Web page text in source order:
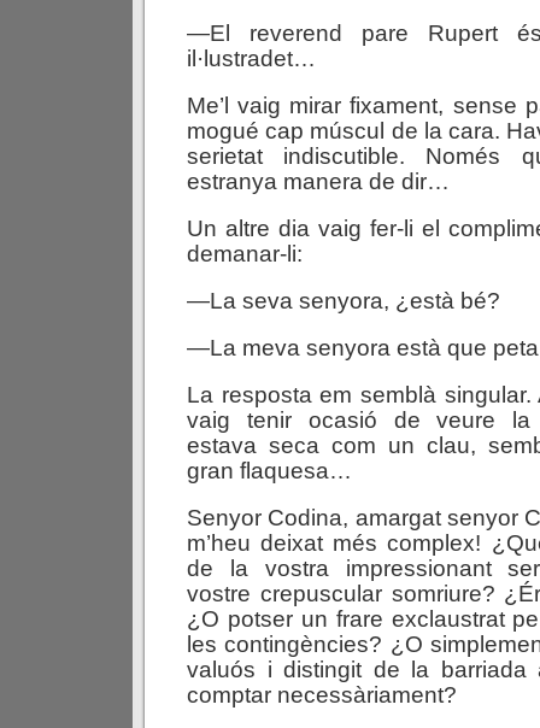
—El reverend pare Rupert
il·lustradet…
Me’l vaig mirar fixament, sense
mogué cap múscul de la cara.
serietat indiscutible. Només
estranya manera de dir…
Un altre dia vaig fer-li el
demanar-li:
—La seva senyora, ¿està bé?
—La meva senyora està que
La resposta em semblà singular.
vaig tenir ocasió de veure la
estava seca com un clau,
gran flaquesa…
Senyor Codina, amargat senyor
m’heu deixat més complex!
de la vostra impressionant
vostre crepuscular somriure?
¿O potser un frare exclaustrat
les contingències? ¿O
valuós i distingit de la barriada
comptar necessàriament?